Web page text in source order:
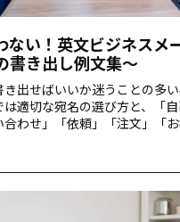
ない！英文ビジネスメ
書き出し例文集～
き出せばいいか迷うことの多
は適切な宛名の選び方と、「
わせ」「依頼」「注文」「